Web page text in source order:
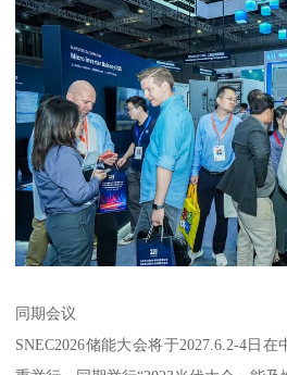
同期会议
SNEC2026储能大会将于2027.6.2-4日